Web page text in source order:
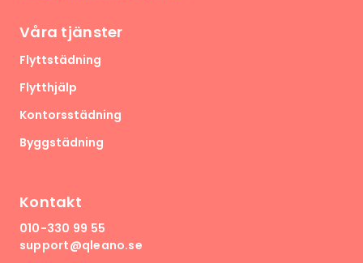
Våra tjänster
Flyttstädning
Flytthjälp
Kontorsstädning
Byggstädning
Kontakt
010-330 99 55
support@qleano.se